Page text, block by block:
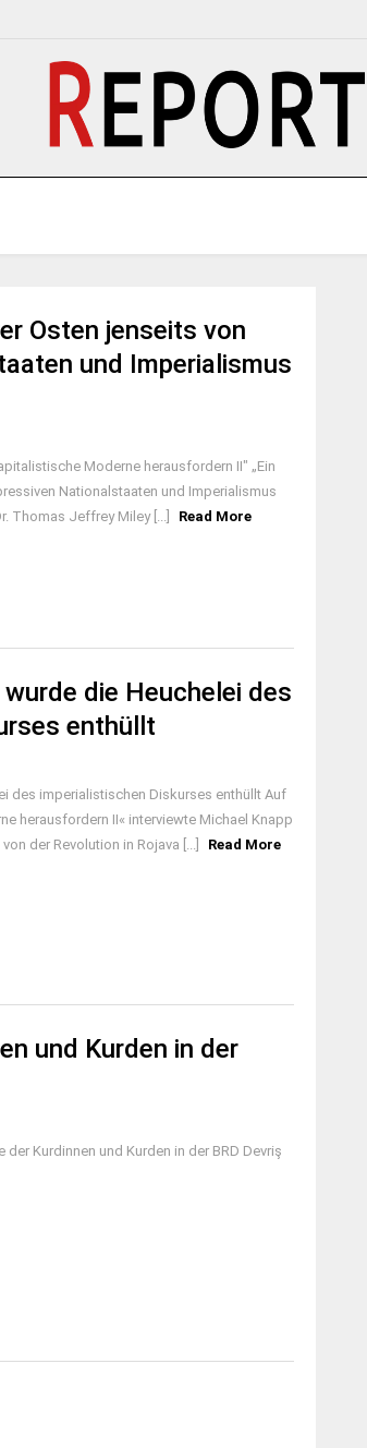
Osten jenseits von
und Imperialismus
Moderne herausfordern II" „Ein
Nationalstaaten und Imperialismus
Thomas Jeffrey Miley [...]
Read More
die Heuchelei des
enthüllt
des imperialistischen Diskurses enthüllt Auf
herausfordern II« interviewte Michael Knapp
der Revolution in Rojava [...]
Read More
und Kurden in der
Kurdinnen und Kurden in der BRD Devriş